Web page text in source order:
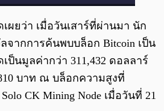
เผยว่า เมื่อวันเสาร์ที่ผ่านมา นัก
จากการค้นพบบล็อก Bitcoin เป็น
ป็นมูลค่ากว่า 311,432 ดอลลาร์
บาท ณ บล็อกความสูงที่
CK Mining Node เมื่อวันที่ 21